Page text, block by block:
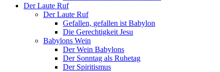
Der Laute Ruf
Der Laute Ruf
Gefallen, gefallen ist Babylon
Die Gerechtigkeit Jesu
Babylons Wein
Der Wein Babylons
Der Sonntag als Ruhetag
Der Spiritismus